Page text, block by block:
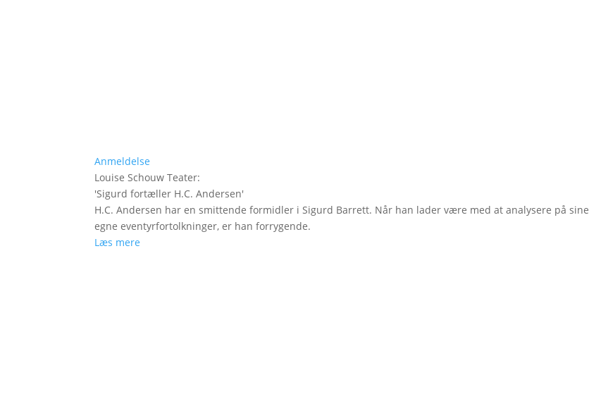
Anmeldelse
Louise Schouw Teater:
'Sigurd fortæller H.C. Andersen'
H.C. Andersen har en smittende formidler i Sigurd Barrett. Når han lader være med at analysere på sine
egne eventyrfortolkninger, er han forrygende.
Læs mere